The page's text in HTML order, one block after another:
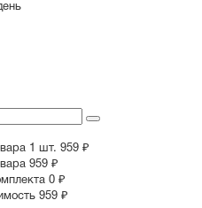
1 шт. 959 ₽
959 ₽
0 ₽
959 ₽